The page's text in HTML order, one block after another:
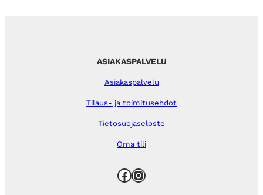
ASIAKASPALVELU
Asiakaspalvelu
Tilaus- ja toimitusehdot
Tietosuojaseloste
Oma tili
Facebook Instagram